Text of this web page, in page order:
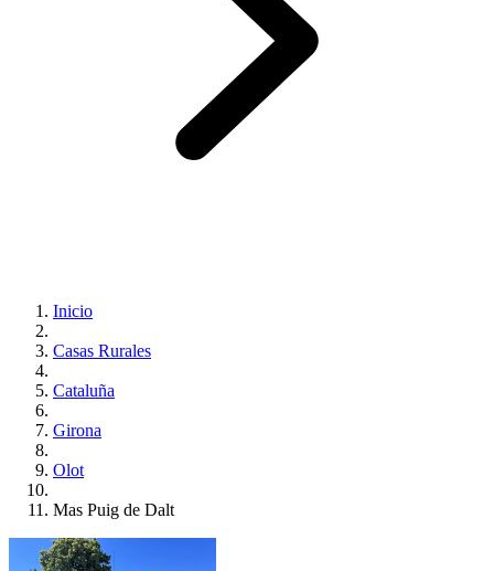
Inicio
Casas Rurales
Cataluña
Girona
Olot
Mas Puig de Dalt